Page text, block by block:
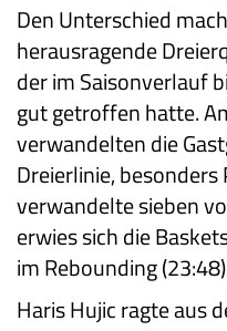
Den Unterschied
herausragende
der im Saisonverlauf
gut getroffen hatte.
verwandelten die
Dreierlinie,
verwandelte sieben
erwies sich die
im Rebounding
Haris Hujic ragte aus